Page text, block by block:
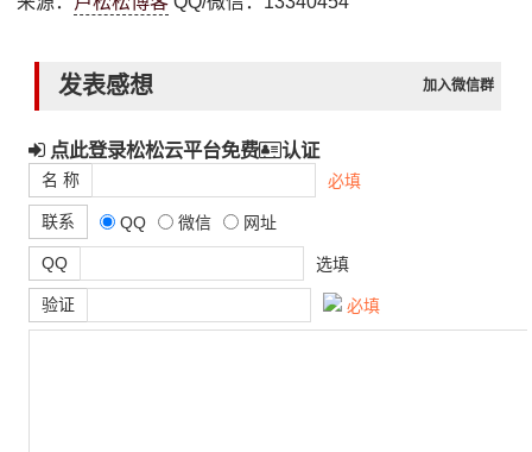
发表感想 加入微信群
点此登录松松云平台免费 认证
名 称 必填
联系 QQ 微信 网址
QQ 选填
验证 必填